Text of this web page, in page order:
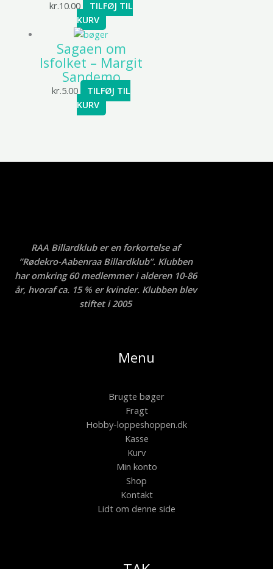
kr.10.00
TILFØJ TIL
KURV
Sagaen om
Isfolket – Margit
Sandemo
kr.5.00
TILFØJ TIL
KURV
RAA Billardklub er en forkortelse af
”Rødekro-Aabenraa Billardklub”. Klubben
har omkring 60 medlemmer i alderen 10-86
år, hvoraf ca. 15 % er kvinder. Klubben blev
stiftet i 2005
Menu
Brugte bøger
Fragt
Hobby-loppeshoppen.dk
Kasse
Kurv
Min konto
Shop
Kontakt
Lidt om denne side